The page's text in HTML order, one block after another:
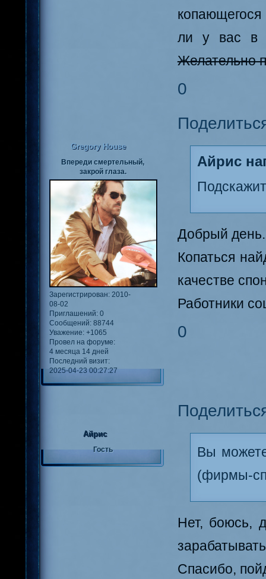
ли у вас в
Желательно
0
Gregory House
Впереди смертельный,
закрой глаза.
Зарегистрирован: 2010-
08-02
Приглашений: 0
Сообщений: 88744
Уважение: +1065
Провел на форуме:
4 месяца 14 дней
Последний визит:
2025-04-23 00:27:27
Айрис
Добрый день.
Копаться
качестве
Работники
0
Айрис
Гость
Вы
(фирмы-
Нет, боюсь,
Спасибо,